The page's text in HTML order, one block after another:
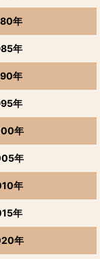
年
年
年
年
年
年
年
年
年